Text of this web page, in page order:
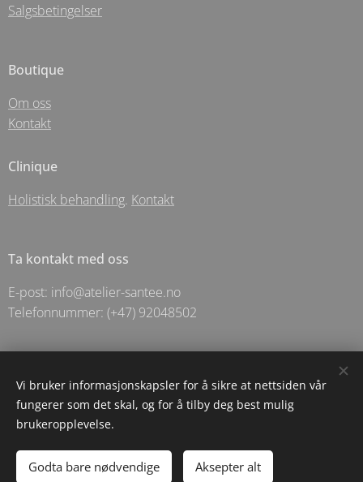
Legg til i handlekurven
Salgsbetingelser
Boutique
Om oss
Kontakt
Clinique
Holistisk behandling. Kontakt
Ta kontakt med oss
E-post: info@atelier-santee.no
Telefonnummer: (+47) 92048502
© 2025 Holistic Apotechary For Santēe As- Langgata 5 - Sandnes
Informasjonskapsler
Vi bruker informasjonskapsler for å sikre at nettsiden vår
fungerer som det skal, og for å tilby deg best mulig
brukeropplevelse.
Godta bare nødvendige Aksepter alt